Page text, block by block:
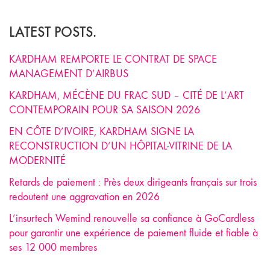
LATEST POSTS.
KARDHAM REMPORTE LE CONTRAT DE SPACE
MANAGEMENT D’AIRBUS
KARDHAM, MÉCÈNE DU FRAC SUD – CITÉ DE L’ART
CONTEMPORAIN POUR SA SAISON 2026
EN CÔTE D’IVOIRE, KARDHAM SIGNE LA
RECONSTRUCTION D’UN HÔPITAL-VITRINE DE LA
MODERNITÉ
Retards de paiement : Près deux dirigeants français sur trois
redoutent une aggravation en 2026
L’insurtech Wemind renouvelle sa confiance à GoCardless
pour garantir une expérience de paiement fluide et fiable à
ses 12 000 membres